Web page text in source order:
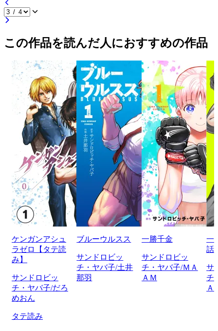
この作品を読んだ人におすすめの作品
ケンガンアシュ
ラゼロ【タテ読
み】
サンドロビッ
チ・ヤバ子/だろ
めおん
タテ読み
ブルーウルスス
サンドロビッ
チ・ヤバ子/土井
那羽
一勝千金
サンドロビッ
チ・ヤバ子/ＭＡ
ＡＭ
一
話
サ
チ
Ａ